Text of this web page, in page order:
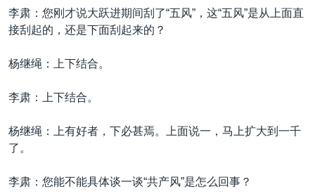
李肃：您刚才说大跃进期间刮了“五风”，这“五风”是从上面直
接刮起的，还是下面刮起来的？
杨继绳：上下结合。
李肃：上下结合。
杨继绳：上有好者，下必甚焉。上面说一，马上扩大到一千
了。
李肃：您能不能具体谈一谈“共产风”是怎么回事？